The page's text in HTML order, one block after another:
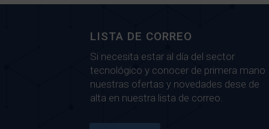
LISTA DE CORREO
Si necesita estar al día del sector
tecnológico y conocer de primera mano
nuestras ofertas y novedades dese de
alta en nuestra lista de correo.